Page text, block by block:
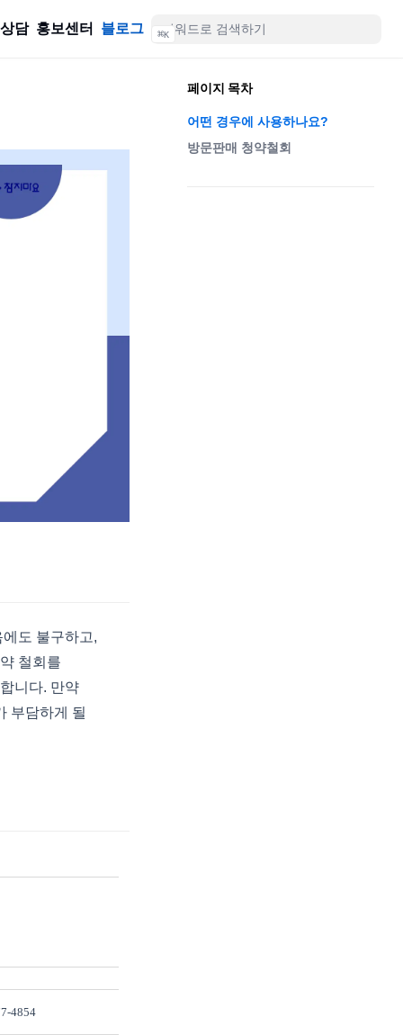
담 홍보센터 블로그 ⌘K
페이지 목차
어떤 경우에 사용하나요?
방문판매 청약철회
도 불구하고,
철회를
니다. 만약
부담하게 될
4854